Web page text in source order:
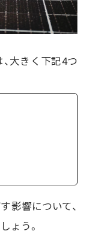
大きく下記4つ
影響について、
ょう。